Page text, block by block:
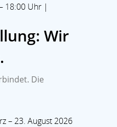
18:00 Uhr |
Wir
Die
– 23. August 2026